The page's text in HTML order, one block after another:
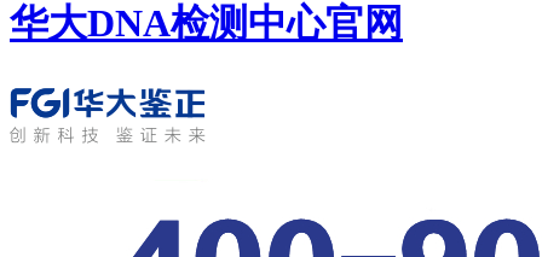
华大DNA检测中心官网